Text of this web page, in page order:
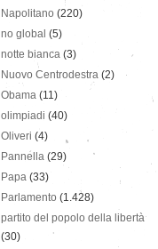
Napolitano (220)
no global (5)
notte bianca (3)
Nuovo Centrodestra (2)
Obama (11)
olimpiadi (40)
Oliveri (4)
Pannella (29)
Papa (33)
Parlamento (1.428)
partito del popolo della libertà
(30)